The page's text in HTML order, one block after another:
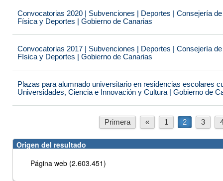
Convocatorias 2020 | Subvenciones | Deportes | Consejería
Física y Deportes | Gobierno de Canarias
Convocatorias 2017 | Subvenciones | Deportes | Consejería
Física y Deportes | Gobierno de Canarias
Plazas para alumnado universitario en residencias escolares
Universidades, Ciencia e Innovación y Cultura | Gobierno de
Primera « 1 2 3
Origen del resultado
Página web (2.603.451)